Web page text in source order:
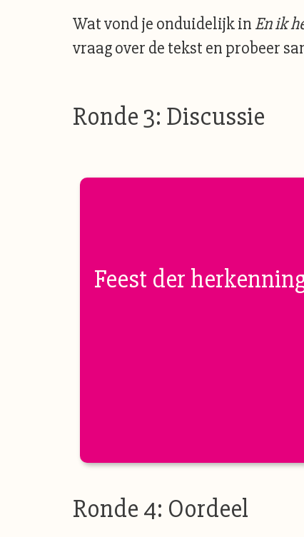
Wat vond je onduidelijk in En ik
vraag over de tekst en probeer
Ronde 3: Discussie
Feest der
Ronde 4: Oordeel